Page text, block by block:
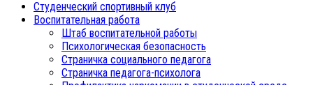
Студенческий спортивный клуб
Воспитательная работа
Штаб воспитательной работы
Психологическая безопасность
Страничка социального педагога
Страничка педагога-психолога